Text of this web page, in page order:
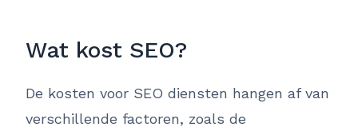
Wat kost SEO?
De kosten voor SEO diensten hangen af van
verschillende factoren, zoals de